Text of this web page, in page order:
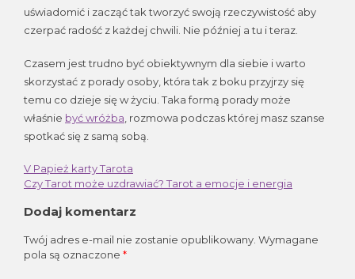
uświadomić i zacząć tak tworzyć swoją rzeczywistość aby
czerpać radość z każdej chwili. Nie później a tu i teraz.
Czasem jest trudno być obiektywnym dla siebie i warto
skorzystać z porady osoby, która tak z boku przyjrzy się
temu co dzieje się w życiu. Taka formą porady może
właśnie być wróżba , rozmowa podczas której masz szanse
spotkać się z samą sobą.
Nawigacja
wpisu
V Papież karty Tarota
Czy Tarot może uzdrawiać? Tarot a emocje i energia
Dodaj komentarz
Twój adres e-mail nie zostanie opublikowany. Wymagane
pola są oznaczone *